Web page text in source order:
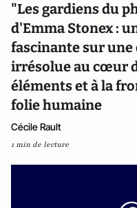
"Les gardiens du
d'Emma Stonex :
fascinante sur une
irrésolue au cœur
éléments et à la
folie humaine
Cécile Rault
1 min de lecture